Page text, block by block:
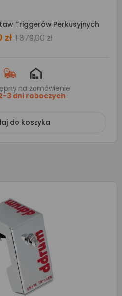
Triggerów Perkusyjnych
zł 1 879,00 zł
na zamówienie
3 dni roboczych
do koszyka